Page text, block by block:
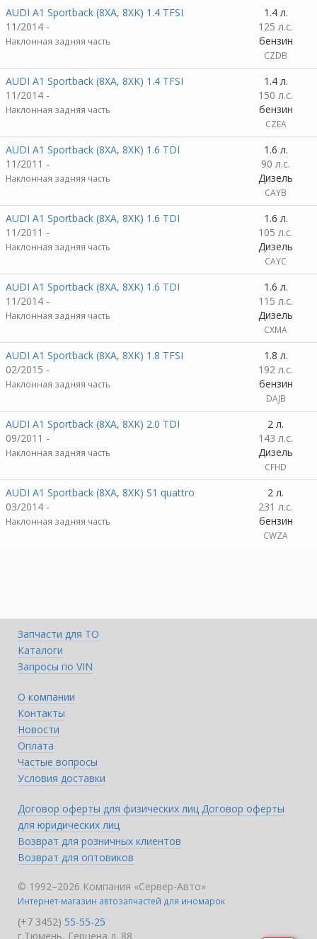
AUDI A1 Sportback (8XA, 8XK) 1.4 TFSI
11/2014 -
Наклонная задняя часть
1.4 л.
125 л.с.
бензин
CZDB
AUDI A1 Sportback (8XA, 8XK) 1.4 TFSI
11/2014 -
Наклонная задняя часть
1.4 л.
150 л.с.
бензин
CZEA
AUDI A1 Sportback (8XA, 8XK) 1.6 TDI
11/2011 -
Наклонная задняя часть
1.6 л.
90 л.с.
Дизель
CAYB
AUDI A1 Sportback (8XA, 8XK) 1.6 TDI
11/2011 -
Наклонная задняя часть
1.6 л.
105 л.с.
Дизель
CAYC
AUDI A1 Sportback (8XA, 8XK) 1.6 TDI
11/2014 -
Наклонная задняя часть
1.6 л.
115 л.с.
Дизель
CXMA
AUDI A1 Sportback (8XA, 8XK) 1.8 TFSI
02/2015 -
Наклонная задняя часть
1.8 л.
192 л.с.
бензин
DAJB
AUDI A1 Sportback (8XA, 8XK) 2.0 TDI
09/2011 -
Наклонная задняя часть
2 л.
143 л.с.
Дизель
CFHD
AUDI A1 Sportback (8XA, 8XK) S1 quattro
03/2014 -
Наклонная задняя часть
2 л.
231 л.с.
бензин
CWZA
Запчасти для ТО
Каталоги
Запросы по VIN
О компании
Контакты
Новости
Оплата
Частые вопросы
Условия доставки
Договор оферты для физических лиц Договор оферты
для юридических лиц
Возврат для розничных клиентов
Возврат для оптовиков
© 1992–2026 Компания «Сервер-Авто»
Интернет-магазин автозапчастей для иномарок
(+7 3452) 55-55-25
г.Тюмень, Герцена д. 88